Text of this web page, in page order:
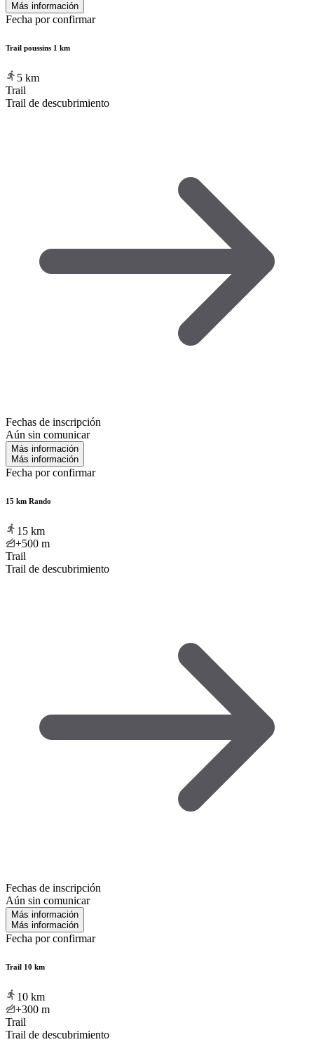
Más información
Fecha por confirmar
Trail poussins 1 km
5 km
Trail
Trail de descubrimiento
Fechas de inscripción
Aún sin comunicar
Más información
Más información
Fecha por confirmar
15 km Rando
15 km
+500 m
Trail
Trail de descubrimiento
Fechas de inscripción
Aún sin comunicar
Más información
Más información
Fecha por confirmar
Trail 10 km
10 km
+300 m
Trail
Trail de descubrimiento